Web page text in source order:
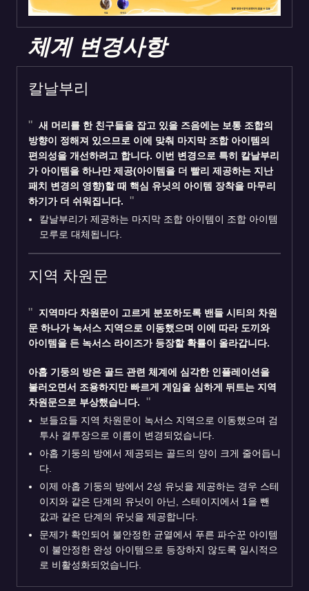
체계 변경사항
칼날부리
새 머리를 한 친구들을 잡고 있을 즈음에는 보통 조합의
방향이 정해져 있으므로 이에 맞춰 마지막 조합 아이템의
편의성을 개선하려고 합니다. 이번 변경으로 특히 칼날부리
가 아이템을 하나만 제공(아이템을 더 빨리 제공하는 지난
패치 변경의 영향)할 때 핵심 유닛의 아이템 장착을 마무리
하기가 더 쉬워집니다.
칼날부리가 제공하는 마지막 조합 아이템이 조합 아이템
모루로 대체됩니다.
지역 차원문
지역마다 차원문이 고르게 분포하도록 밴들 시티의 차원
문 하나가 녹서스 지역으로 이동했으며 이에 따라 도끼와
아이템을 든 녹서스 라이즈가 등장할 확률이 올라갑니다.
아홉 기둥의 방은 골드 관련 체계에 심각한 인플레이션을
불러오면서 조용하지만 빠르게 게임을 심하게 뒤트는 지역
차원문으로 부상했습니다.
보들요들 지역 차원문이 녹서스 지역으로 이동했으며 검
투사 결투장으로 이름이 변경되었습니다.
아홉 기둥의 방에서 제공되는 골드의 양이 크게 줄어듭니
다.
이제 아홉 기둥의 방에서 2성 유닛을 제공하는 경우 스테
이지와 같은 단계의 유닛이 아닌, 스테이지에서 1을 뺀
값과 같은 단계의 유닛을 제공합니다.
문제가 확인되어 불안정한 균열에서 푸른 파수꾼 아이템
이 불안정한 완성 아이템으로 등장하지 않도록 일시적으
로 비활성화되었습니다.